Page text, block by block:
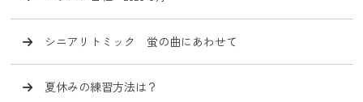
シニアリトミック 蛍の曲にあわせて
夏休みの練習方法は？